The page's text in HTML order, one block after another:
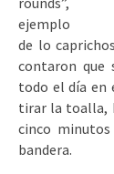
ejemplo
de lo
contaron que
todo el día en
tirar la toalla,
cinco
bandera.